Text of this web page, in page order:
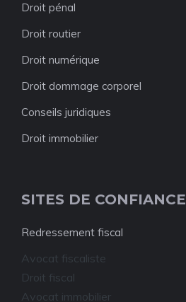
Droit pénal
Droit routier
Droit numérique
Droit dommage corporel
Conseils juridiques
Droit immobilier
SITES DE CONFIANCE
Redressement fiscal
Avocat fiscaliste
Droit fiscal
Avocat immobilier